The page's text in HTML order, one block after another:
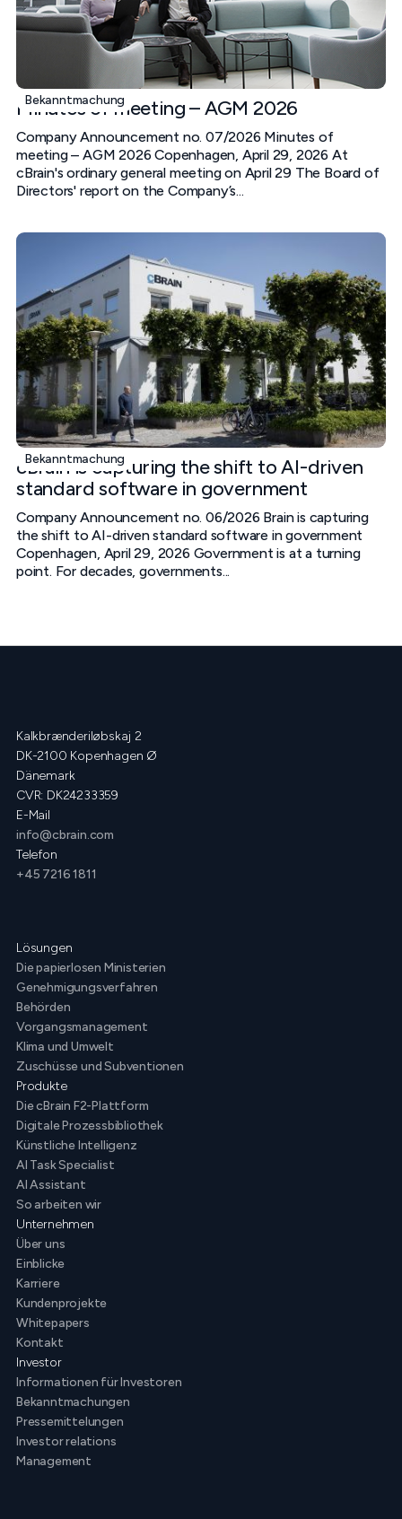
Bekanntmachung
Minutes of meeting – AGM 2026
Company Announcement no. 07/2026 Minutes of
meeting – AGM 2026 Copenhagen, April 29, 2026 At
cBrain's ordinary general meeting on April 29 The Board of
Directors' report on the Company’s...
Bekanntmachung
cBrain is capturing the shift to AI-driven
standard software in government
Company Announcement no. 06/2026 Brain is capturing
the shift to AI-driven standard software in government
Copenhagen, April 29, 2026 Government is at a turning
point. For decades, governments...
Kalkbrænderiløbskaj 2
DK-2100 Kopenhagen Ø
Dänemark
CVR: DK24233359
E-Mail
info@cbrain.com
Telefon
+45 7216 1811
Lösungen
Die papierlosen Ministerien
Genehmigungsverfahren
Behörden
Vorgangsmanagement
Klima und Umwelt
Zuschüsse und Subventionen
Produkte
Die cBrain F2-Plattform
Digitale Prozessbibliothek
Künstliche Intelligenz
AI Task Specialist
AI Assistant
So arbeiten wir
Unternehmen
Über uns
Einblicke
Karriere
Kundenprojekte
Whitepapers
Kontakt
Investor
Informationen für Investoren
Bekanntmachungen
Pressemittelungen
Investor relations
Management